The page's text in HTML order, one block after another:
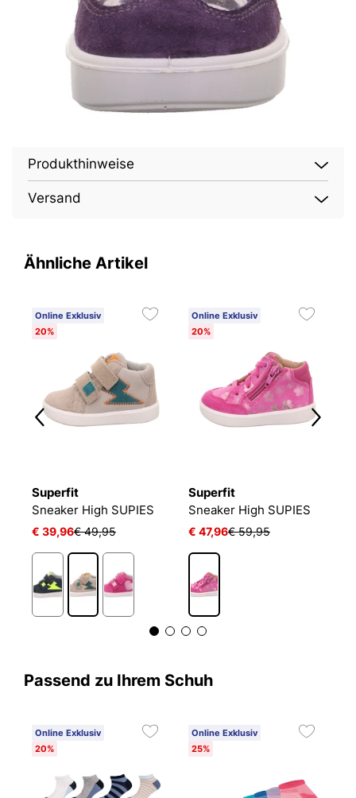
Produkthinweise
Versand
Ähnliche Artikel
Online Exklusiv
20%
Superfit
Sneaker High SUPIES
€ 39,96€ 49,95
Online Exklusiv
20%
Superfit
Sneaker High SUPIES
€ 47,96€ 59,95
Passend zu Ihrem Schuh
Online Exklusiv
20%
Online Exklusiv
25%